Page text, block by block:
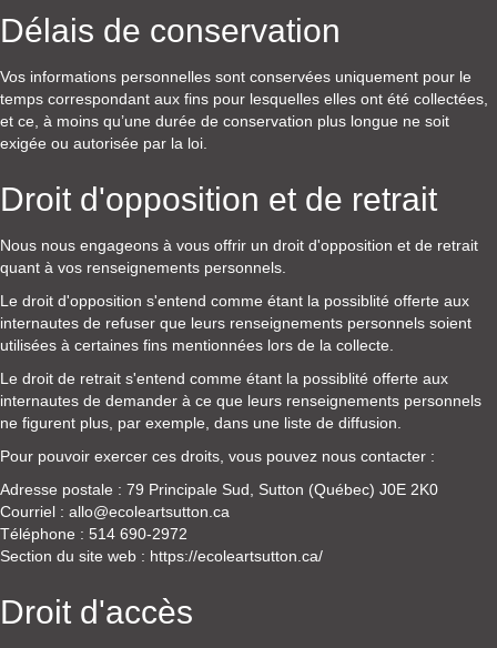
Délais de conservation
Vos informations personnelles sont conservées uniquement pour le
temps correspondant aux fins pour lesquelles elles ont été collectées,
et ce, à moins qu’une durée de conservation plus longue ne soit
exigée ou autorisée par la loi.
Droit d'opposition et de retrait
Nous nous engageons à vous offrir un droit d'opposition et de retrait
quant à vos renseignements personnels.
Le droit d'opposition s'entend comme étant la possiblité offerte aux
internautes de refuser que leurs renseignements personnels soient
utilisées à certaines fins mentionnées lors de la collecte.
Le droit de retrait s'entend comme étant la possiblité offerte aux
internautes de demander à ce que leurs renseignements personnels
ne figurent plus, par exemple, dans une liste de diffusion.
Pour pouvoir exercer ces droits, vous pouvez nous contacter :
Adresse postale : 79 Principale Sud, Sutton (Québec) J0E 2K0
Courriel : allo@ecoleartsutton.ca
Téléphone : 514 690-2972
Section du site web : https://ecoleartsutton.ca/
Droit d'accès